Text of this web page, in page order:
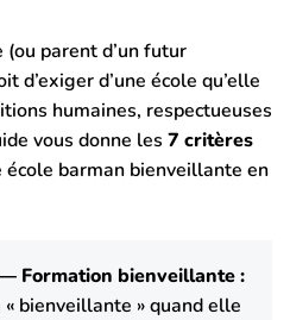
parent d’un futur
d’exiger d’une école qu’elle
humaines, respectueuses
vous donne les 7 critères
école barman bienveillante en
Formation bienveillante :
bienveillante » quand elle